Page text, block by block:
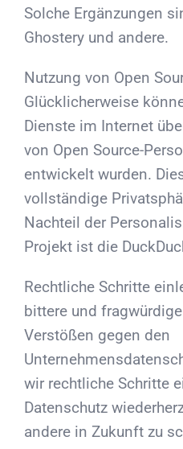
Solche Ergänzungen
Ghostery und andere.
Nutzung von Open
Glücklicherweise
Dienste im Internet
von Open Source-
entwickelt wurden.
vollständige
Nachteil der
Projekt ist die
Rechtliche Schritte
bittere und
Verstößen gegen den
wir rechtliche Schritte
Datenschutz
andere in Zukunft zu